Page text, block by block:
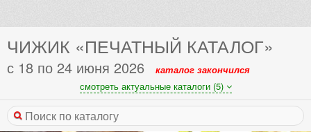
ЧИЖИК «ПЕЧАТНЫЙ КАТАЛОГ»
с 18 по 24 июня 2026
каталог закончился
смотреть актуальные каталоги (5)